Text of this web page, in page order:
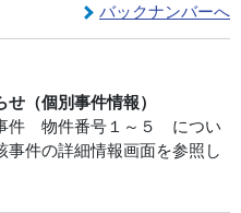
バックナンバーへ
（個別事件情報）
件 物件番号１～５ につい
件の詳細情報画面を参照し